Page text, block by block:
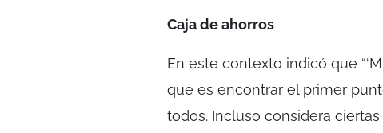
Caja de ahorros
En este contexto indicó que
que es encontrar el primer
todos. Incluso considera